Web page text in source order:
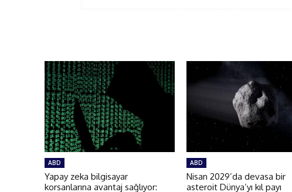
ABD
Yapay zeka bilgisayar
korsanlarına avantaj sağlıyor:
ABD
Nisan 2029’da devasa bir
asteroit Dünya’yı kıl payı